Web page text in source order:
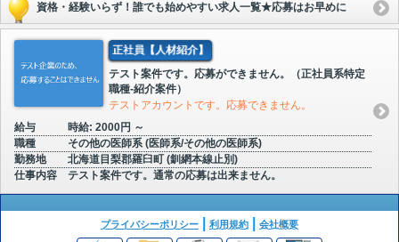
資格・経験いらず！誰でも始めやすい求人一覧★応募はお早めに
正社員【人材紹介】
テスト案件です。応募ができません。（正社員系特定
職種-紹介案件）
テストアカウントです。応募できません。
給与
時給: 2000円 ～
職種
その他の医師系 (医師系/その他の医師系)
勤務地
北海道目梨郡羅臼町 (釧網本線止別)
仕事内容
テスト案件です。通常の応募は出来ません。
プライバシーポリシー 利用規約 会社概要